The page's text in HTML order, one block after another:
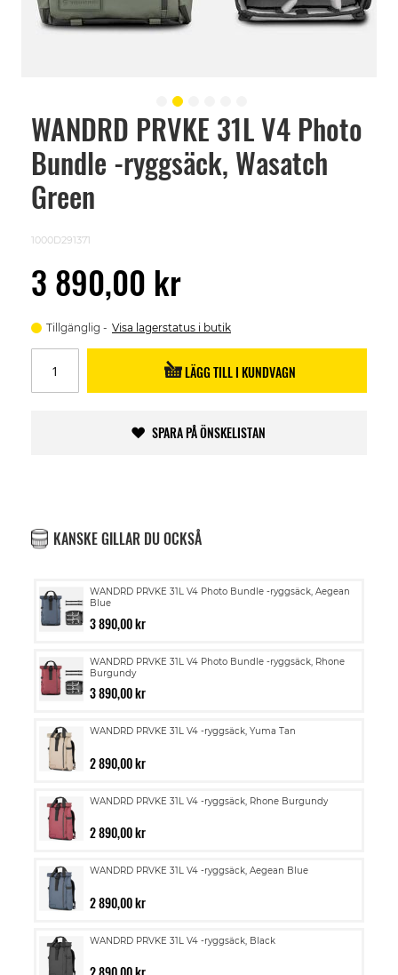
WANDRD PRVKE 31L V4 Photo
Bundle -ryggsäck, Wasatch
Green
1000D291371
3 890,00 kr
Tillgänglig Visa lagerstatus i butik
LÄGG TILL I KUNDVAGN
SPARA PÅ ÖNSKELISTAN
KANSKE GILLAR DU OCKSÅ
WANDRD PRVKE 31L V4 Photo Bundle -ryggsäck, Aegean
Blue
3 890,00 kr
WANDRD PRVKE 31L V4 Photo Bundle -ryggsäck, Rhone
Burgundy
3 890,00 kr
WANDRD PRVKE 31L V4 -ryggsäck, Yuma Tan
2 890,00 kr
WANDRD PRVKE 31L V4 -ryggsäck, Rhone Burgundy
2 890,00 kr
WANDRD PRVKE 31L V4 -ryggsäck, Aegean Blue
2 890,00 kr
WANDRD PRVKE 31L V4 -ryggsäck, Black
Skip
beginning
images